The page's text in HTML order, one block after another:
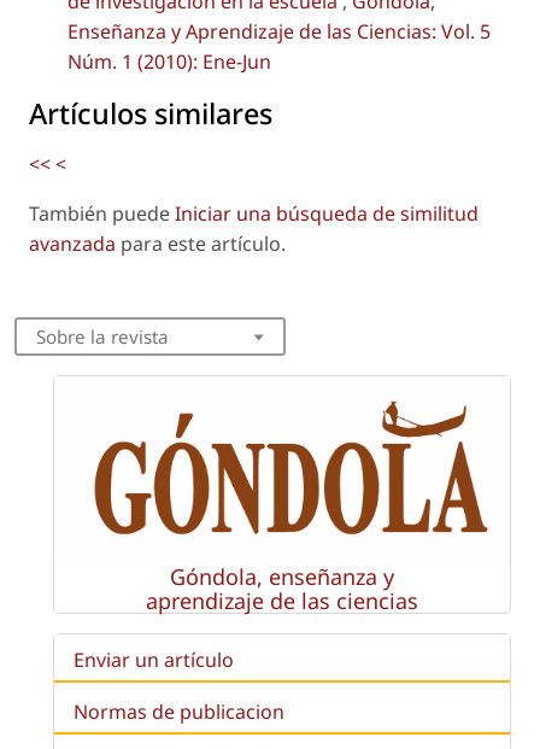
Enseñanza y Aprendizaje de las Ciencias: Vol. 5
Núm. 1 (2010): Ene-Jun
Artículos similares
<<<
También puedeIniciar una búsqueda de similitud
avanzada para este artículo.
Sobre la revista
Góndola, enseñanza y
aprendizaje de las ciencias
Enviar un artículo
Normas de publicacion